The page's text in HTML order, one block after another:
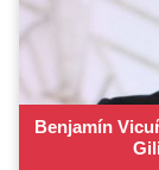
Benjamín